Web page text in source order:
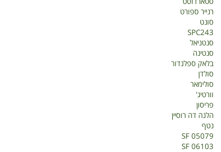
רנייר ספורט
סונט
SPC243
סנטניאל
סנטינה
בלאק ספלנדור
סולדן
סולימאר
וורטיג'
פריסון
הלנה דה רוסיין
נטף
SF 05079
SF 06103